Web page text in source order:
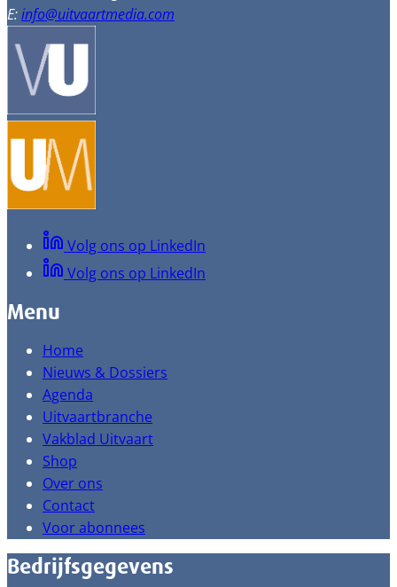
E:info@uitvaartmedia.com
Volg ons op LinkedIn
Volg ons op LinkedIn
Menu
Home
Nieuws & Dossiers
Agenda
Uitvaartbranche
Vakblad Uitvaart
Shop
Over ons
Contact
Voor abonnees
Bedrijfsgegevens